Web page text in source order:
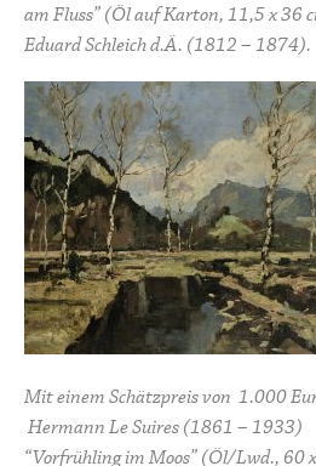
am Fluss” (Öl auf Karton, 11,5 x 36
Eduard Schleich d.Ä. (1812 – 1874).
Mit einem Schätzpreis von 1.000
Hermann Le Suires (1861 – 1933)
“Vorfrühling im Moos” (Öl/Lwd., 60